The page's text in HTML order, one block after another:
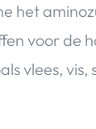
het
voor de
vlees,